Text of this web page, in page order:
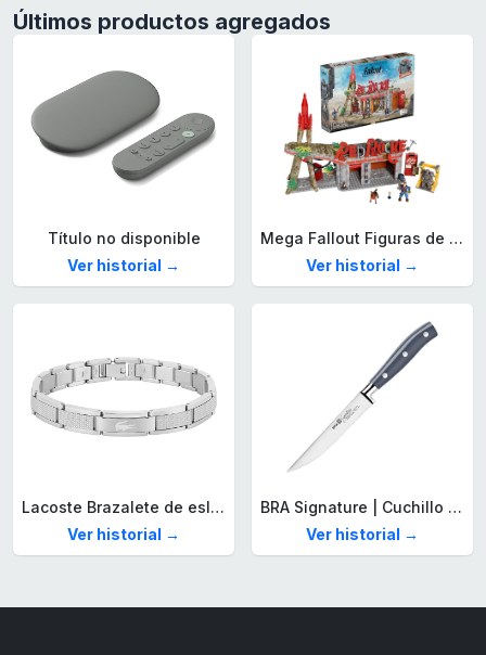
Últimos productos agregados
Título no disponible
Ver historial →
Mega Fallout Figuras de acción y Juguetes de construcción, Parada de Camiones Red Rocket con 824 Piezas, 2 Personajes articulados y Accesorios, para coleccionistas, HXT00
Ver historial →
Lacoste Brazalete de eslabón para Hombre Colección STENCIL de Acero inoxidable
Ver historial →
BRA Signature | Cuchillo tomatero 120 mm, Acero Inoxidable alemán forjado con Molibdeno Vanadio, Mango Remachado ABS, Diseño Ergonómico, Hoja 1,6 mm espesor
Ver historial →